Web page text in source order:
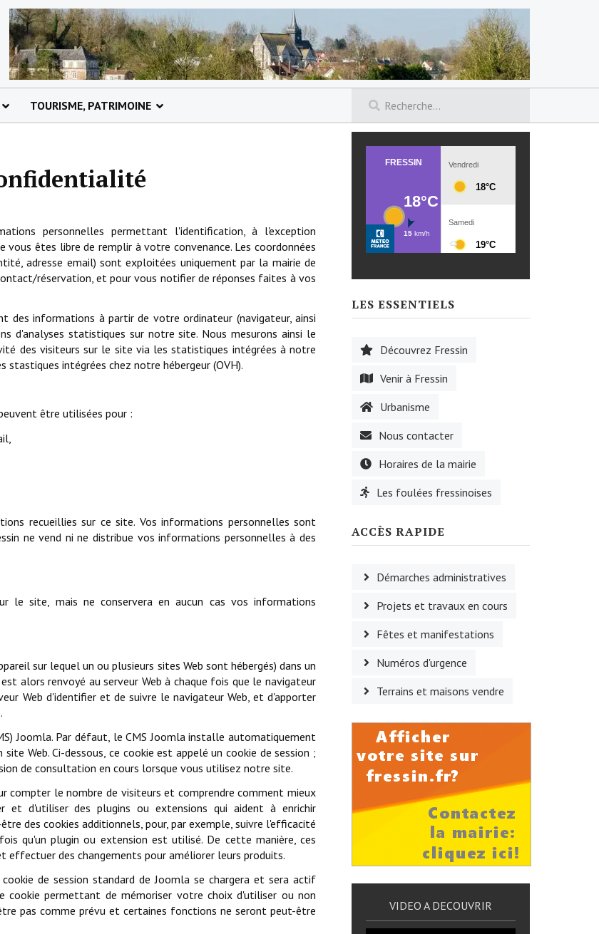
TOURISME, PATRIMOINE
personnelles permettant l'identification, à l'exception
êtes libre de remplir à votre convenance. Les coordonnées
adresse email) sont exploitées uniquement par la mairie de
réservation, et pour vous notifier de réponses faites à vos
des informations à partir de votre ordinateur (navigateur, ainsi
d'analyses statistiques sur notre site. Nous mesurons ainsi le
des visiteurs sur le site via les statistiques intégrées à notre
stastiques intégrées chez notre hébergeur (OVH).
être utilisées pour :
recueillies sur ce site. Vos informations personnelles sont
ne vend ni ne distribue vos informations personnelles à des
le site, mais ne conservera en aucun cas vos informations
sur lequel un ou plusieurs sites Web sont hébergés) dans un
alors renvoyé au serveur Web à chaque fois que le navigateur
Web d'identifier et de suivre le navigateur Web, et d'apporter
Joomla. Par défaut, le CMS Joomla installe automatiquement
Web. Ci-dessous, ce cookie est appelé un cookie de session ;
de consultation en cours lorsque vous utilisez notre site.
compter le nombre de visiteurs et comprendre comment mieux
et d'utiliser des plugins ou extensions qui aident à enrichir
des cookies additionnels, pour, par exemple, suivre l'efficacité
qu'un plugin ou extension est utilisé. De cette manière, ces
des changements pour améliorer leurs produits.
de session standard de Joomla se chargera et sera actif
cookie permettant de mémoriser votre choix d'utiliser ou non
pas comme prévu et certaines fonctions ne seront peut-être
LES ESSENTIELS
Découvrez Fressin
Venir à Fressin
Urbanisme
Nous contacter
Horaires de la mairie
Les foulées fressinoises
ACCÈS RAPIDE
Démarches administratives
Projets et travaux en cours
Fêtes et manifestations
Numéros d'urgence
Terrains et maisons vendre
VIDEO A DECOUVRIR